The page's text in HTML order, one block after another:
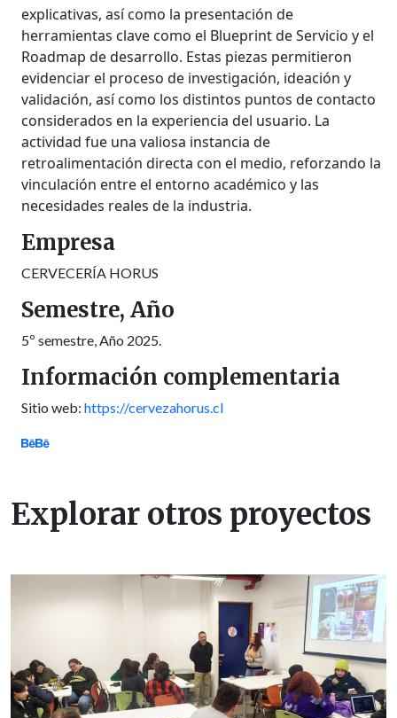
explicativas, así como la presentación de
herramientas clave como el Blueprint de Servicio y el
Roadmap de desarrollo. Estas piezas permitieron
evidenciar el proceso de investigación, ideación y
validación, así como los distintos puntos de contacto
considerados en la experiencia del usuario. La
actividad fue una valiosa instancia de
retroalimentación directa con el medio, reforzando la
vinculación entre el entorno académico y las
necesidades reales de la industria.
Empresa
CERVECERÍA HORUS
Semestre, Año
5º semestre, Año 2025.
Información complementaria
Sitio web: https://cervezahorus.cl
Explorar otros proyectos